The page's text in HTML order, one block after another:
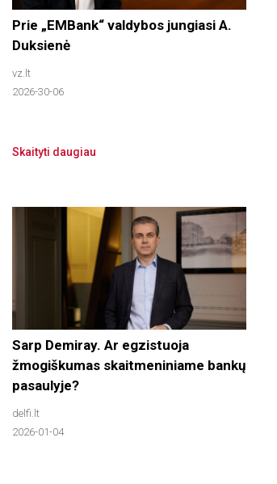
Prie „EMBank“ valdybos jungiasi A.
Duksienė
vz.lt
2026-30-06
Skaityti daugiau
Sarp Demiray. Ar egzistuoja
žmogiškumas skaitmeniniame bankų
pasaulyje?
delfi.lt
2026-01-04